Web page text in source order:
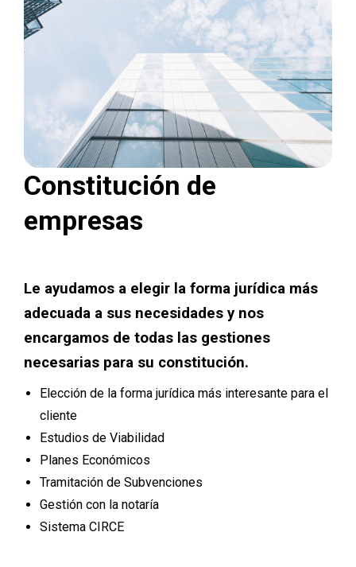
Constitución de
empresas
Le ayudamos a elegir la forma jurídica más
adecuada a sus necesidades y nos
encargamos de todas las gestiones
necesarias para su constitución.
Elección de la forma jurídica más interesante para el
cliente
Estudios de Viabilidad
Planes Económicos
Tramitación de Subvenciones
Gestión con la notaría
Sistema CIRCE